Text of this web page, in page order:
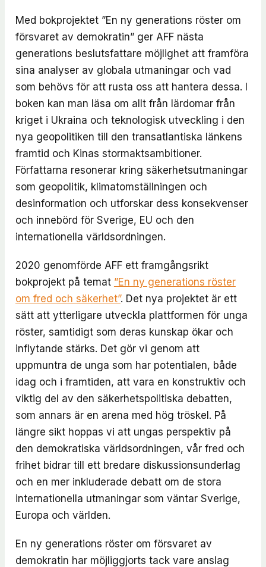
Med bokprojektet ”En ny generations röster om
försvaret av demokratin” ger AFF nästa
generations beslutsfattare möjlighet att framföra
sina analyser av globala utmaningar och vad
som behövs för att rusta oss att hantera dessa. I
boken kan man läsa om allt från lärdomar från
kriget i Ukraina och teknologisk utveckling i den
nya geopolitiken till den transatlantiska länkens
framtid och Kinas stormaktsambitioner.
Författarna resonerar kring säkerhetsutmaningar
som geopolitik, klimatomställningen och
desinformation och utforskar dess konsekvenser
och innebörd för Sverige, EU och den
internationella världsordningen.
2020 genomförde AFF ett framgångsrikt
bokprojekt på temat ”En ny generations röster
om fred och säkerhet”. Det nya projektet är ett
sätt att ytterligare utveckla plattformen för unga
röster, samtidigt som deras kunskap ökar och
inflytande stärks. Det gör vi genom att
uppmuntra de unga som har potentialen, både
idag och i framtiden, att vara en konstruktiv och
viktig del av den säkerhetspolitiska debatten,
som annars är en arena med hög tröskel. På
längre sikt hoppas vi att ungas perspektiv på
den demokratiska världsordningen, vår fred och
frihet bidrar till ett bredare diskussionsunderlag
och en mer inkluderade debatt om de stora
internationella utmaningar som väntar Sverige,
Europa och världen.
En ny generations röster om försvaret av
demokratin har möjliggjorts tack vare anslag